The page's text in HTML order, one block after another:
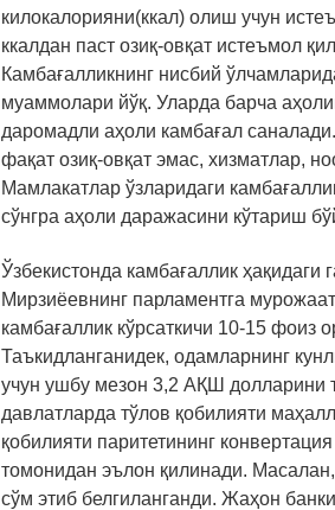
килокалорияни(ккал) олиш учун
ккалдан паст озиқ-овқат истеъмол
Камбағалликнинг нисбий
муаммолари йўқ. Уларда барча
даромадли аҳоли камбағал
фақат озиқ-овқат эмас, хизматлар,
Мамлакатлар ўзларидаги
сўнгра аҳоли даражасини кўтариш
Ўзбекистонда камбағаллик
Мирзиёевнинг парламентга
камбағаллик кўрсаткичи 10-15 фоиз
Таъкидланганидек, одамларнинг
учун ушбу мезон 3,2 АҚШ долларини
давлатларда тўлов қобилияти
қобилияти паритетининг
томонидан эълон қилинади.
сўм этиб белгиланганди. Жаҳон